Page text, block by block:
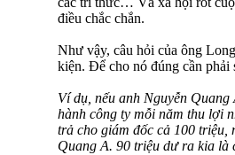
điều chắc chắn.
Như vậy, câu hỏi của ông
kiện. Để cho nó đúng cần phải
Ví dụ, nếu anh Nguyễn Quang
hành công ty mỗi năm thu lợi
trả cho giám đốc cả 100
Quang A. 90 triệu dư ra kia là